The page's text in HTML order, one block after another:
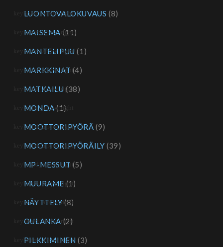
LUONTOVALOKUVAUS (8)
MAISEMA (11)
MANTELIPUU (1)
MARKKINAT (4)
MATKAILU (38)
MONDA (1)
MOOTTORIPYÖRÄ (9)
MOOTTORIPYÖRÄILY (39)
MP-MESSUT (5)
MUURAME (1)
NÄYTTELY (8)
OULANKA (2)
PILKKIMINEN (3)